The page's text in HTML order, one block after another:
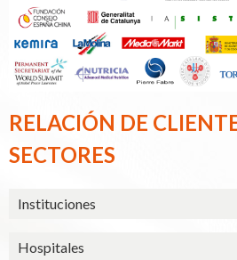
RELACIÓN DE
SECTORES
Instituciones
Hospitales